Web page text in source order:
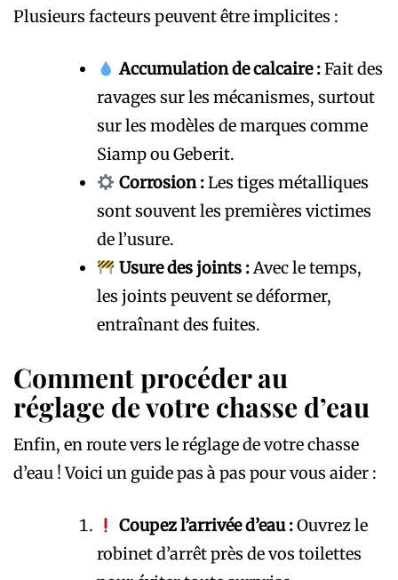
Plusieurs facteurs peuvent être implicites :
Accumulation de calcaire :Fait des
ravages sur les mécanismes, surtout
sur les modèles de marques comme
Siamp ou Geberit.
Corrosion :Les tiges métalliques
sont souvent les premières victimes
de l’usure.
Usure des joints :Avec le temps,
les joints peuvent se déformer,
entraînant des fuites.
Comment procéder au
réglage de votre chasse d’eau
Enfin, en route vers le réglage de votre chasse
d’eau ! Voici un guide pas à pas pour vous aider :
Coupez l’arrivée d’eau :Ouvrez le
robinet d’arrêt près de vos toilettes